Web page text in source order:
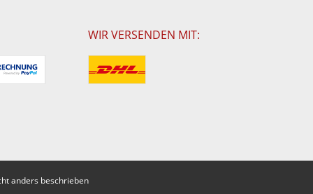
WIR VERSENDEN MIT:
anders beschrieben